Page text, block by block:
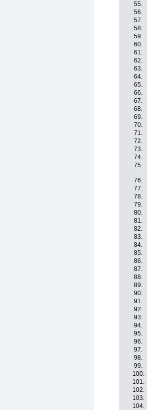
55.
56.
57.
58.
59.
60.
61.
62.
63.
64.
65.
66.
67.
68.
69.
70.
71.
72.
73.
74.
75.
76.
77.
78.
79.
80.
81.
82.
83.
84.
85.
86.
87.
88.
89.
90.
91.
92.
93.
94.
95.
96.
97.
98.
99.
100.
101.
102.
103.
104.